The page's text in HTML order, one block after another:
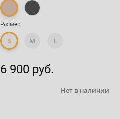
Размер
S M L
6 900 руб.
Нет в наличии